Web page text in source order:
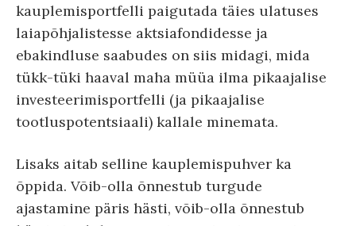
kauplemisportfelli paigutada täies ulatuses
laiapõhjalistesse aktsiafondidesse ja
ebakindluse saabudes on siis midagi, mida
tükk-tüki haaval maha müüa ilma pikaajalise
investeerimisportfelli (ja pikaajalise
tootluspotentsiaali) kallale minemata.
Lisaks aitab selline kauplemispuhver ka
õppida. Võib-olla õnnestub turgude
ajastamine päris hästi, võib-olla õnnestub